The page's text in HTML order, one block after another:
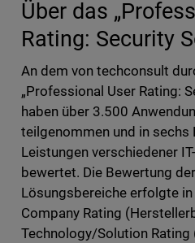
Über das
Rating: Security
An dem von techconsult
„Professional User Rating:
haben über 3.500
teilgenommen und in
Leistungen verschiedener
bewertet. Die Bewertung
Lösungsbereiche erfolgte
Company Rating
Technology/Solution